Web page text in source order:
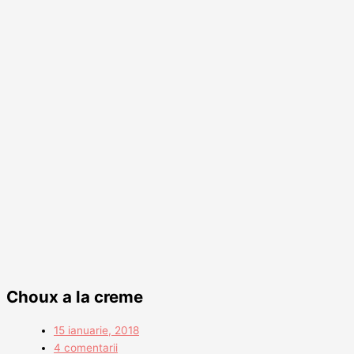
Choux a la creme
15 ianuarie, 2018
4 comentarii